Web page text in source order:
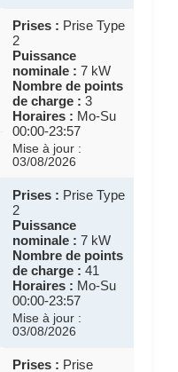
Prises : Prise Type
2
Puissance
nominale : 7 kW
Nombre de points
de charge : 3
Horaires : Mo-Su
00:00-23:57
Mise à jour :
03/08/2026
Prises : Prise Type
2
Puissance
nominale : 7 kW
Nombre de points
de charge : 41
Horaires : Mo-Su
00:00-23:57
Mise à jour :
03/08/2026
Prises : Prise